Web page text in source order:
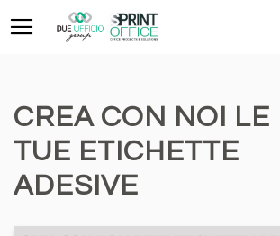
CREA CON NOI LE
TUE ETICHETTE
ADESIVE